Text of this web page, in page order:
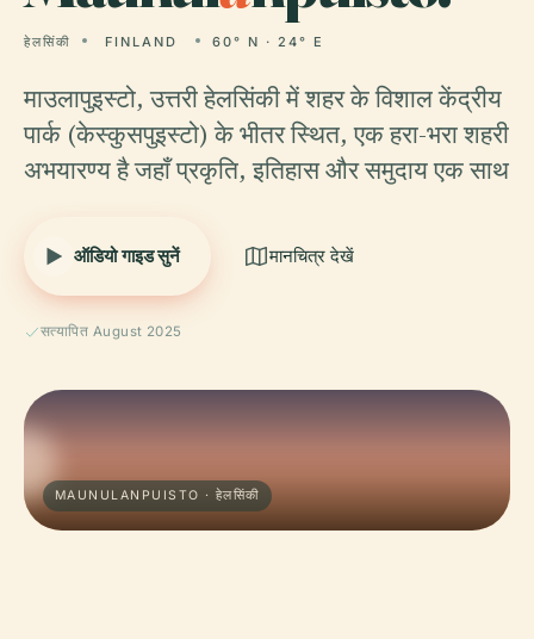
हेलसिंकी FINLAND 60° N · 24° E
माउलापुइस्टो, उत्तरी हेलसिंकी में शहर के विशाल केंद्रीय
पार्क (केस्कुसपुइस्टो) के भीतर स्थित, एक हरा-भरा शहरी
अभयारण्य है जहाँ प्रकृति, इतिहास और समुदाय एक साथ
ऑडियो गाइड सुनें मानचित्र देखें
सत्यापित August 2025
MAUNULANPUISTO · हेलसिंकी